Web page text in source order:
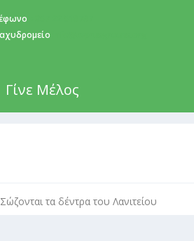
Γίνε Μέλος
Σώζονται τα δέντρα του Λανιτείου